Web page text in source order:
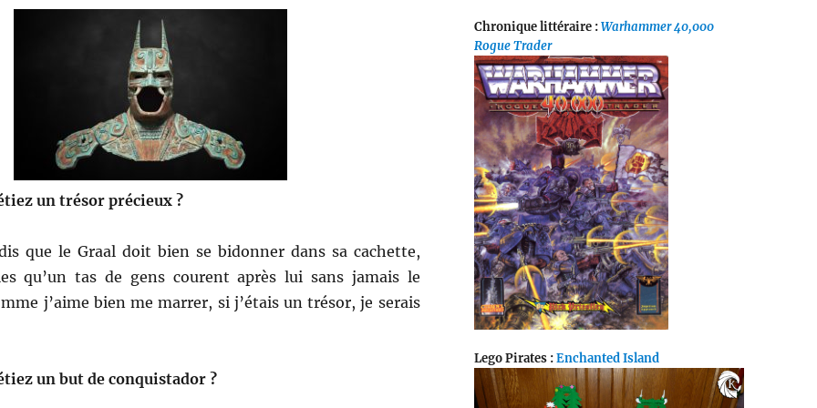
un trésor précieux ?
que le Graal doit bien se bidonner dans sa cachette,
qu’un tas de gens courent après lui sans jamais le
j’aime bien me marrer, si j’étais un trésor, je serais
un but de conquistador ?
Chronique littéraire :Warhammer 40,000
Rogue Trader
Lego Pirates :Enchanted Island